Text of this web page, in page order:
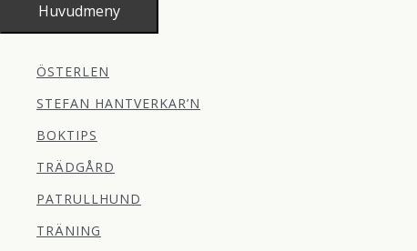
Huvudmeny
ÖSTERLEN
STEFAN HANTVERKAR’N
BOKTIPS
TRÄDGÅRD
PATRULLHUND
TRÄNING